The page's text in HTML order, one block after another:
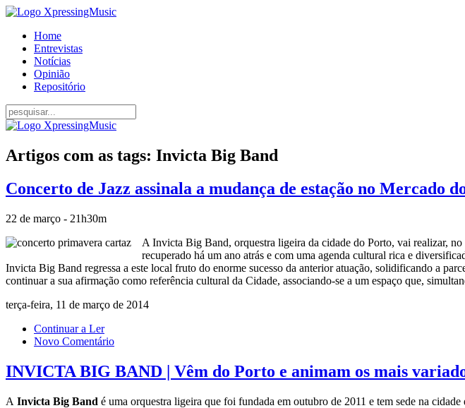
Home
Entrevistas
Notícias
Opinião
Repositório
Artigos com as tags: Invicta Big Band
Concerto de Jazz assinala a mudança de estação no Mercado
22 de março - 21h30m
A Invicta Big Band, orquestra ligeira da cidade do Porto, vai realizar,
recuperado há um ano atrás e com uma agenda cultural rica e
Invicta Big Band regressa a este local fruto do enorme sucesso da anterior atuação, solidificando a
continuar a sua afirmação como referência cultural da Cidade, associando-se a um espaço que,
terça-feira, 11 de março de 2014
Continuar a Ler
Novo Comentário
INVICTA BIG BAND | Vêm do Porto e animam os mais
A Invicta Big Band é uma orquestra ligeira que foi fundada em outubro de 2011 e tem sede na cidade